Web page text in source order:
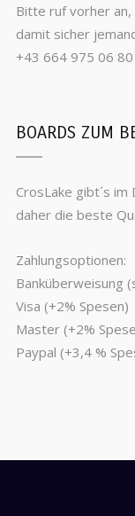
Bitte ruf vorher an,
damit sicher
+43 664 975 06 80
BOARDS ZUM
CrosLake gibt´s
daher die beste
Zahlungsoptionen:
Banküberweisung
Visa (+2% Spesen)
Master (+2%
Paypal (+3,4 %